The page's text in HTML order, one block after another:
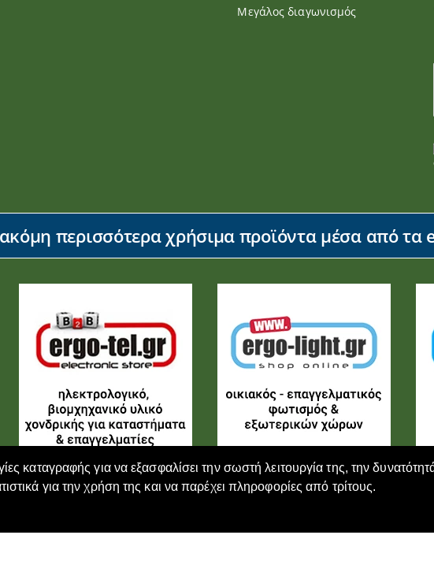
καταγραφής για να εξασφαλίσει την σωστή λειτουργία της, την
για την χρήση της και να παρέχει πληροφορίες από τρίτους.
Μεγάλος διαγωνισμός
περισσότερα χρήσιμα προϊόντα μέσα από τα